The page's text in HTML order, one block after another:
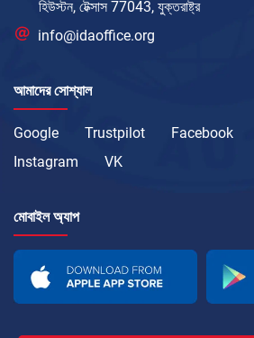
হিউস্টন, টেক্সাস 77043, যুক্তরাষ্ট্র
info@idaoffice.org
আমাদের সোশ্যাল
Google Trustpilot Facebook
Instagram
VK
মোবাইল অ্যাপ